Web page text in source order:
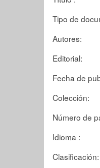
Tipo de
Autores:
Editorial:
Fecha de
Colección:
Número de
Idioma :
Clasificación: